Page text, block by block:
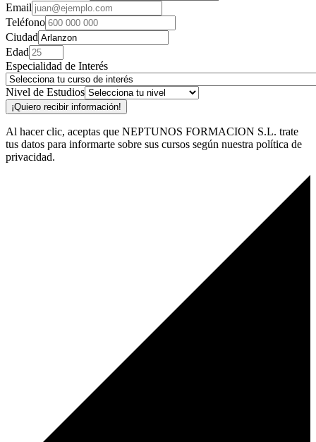
Email
Teléfono
Ciudad
Edad
Especialidad de Interés
Nivel de Estudios
¡Quiero recibir información!
Al hacer clic, aceptas que NEPTUNOS FORMACION S.L. trate
tus datos para informarte sobre sus cursos según nuestra política de
privacidad.